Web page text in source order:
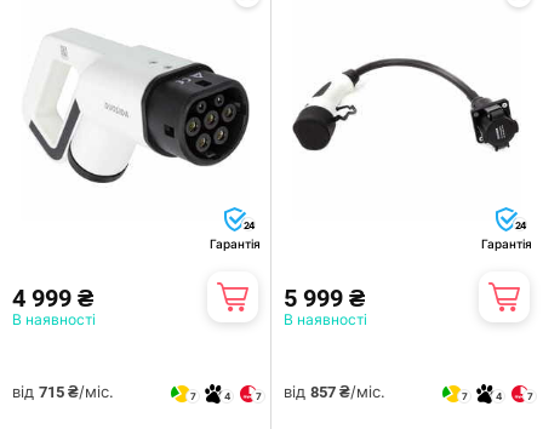
24
Гарантія
4 999 ₴
В наявності
від 715 ₴/міс. 7 4 7
24
Гарантія
5 999 ₴
В наявності
від 857 ₴/міс. 7 4 7